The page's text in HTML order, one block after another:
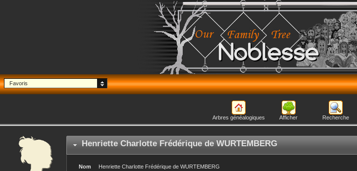
Noblesse
Favoris
Arbres généalogiques Afficher Recherche
Henriette Charlotte Frédérique de WURTEMBERG
Nom Henriette Charlotte Frédérique de WURTEMBERG